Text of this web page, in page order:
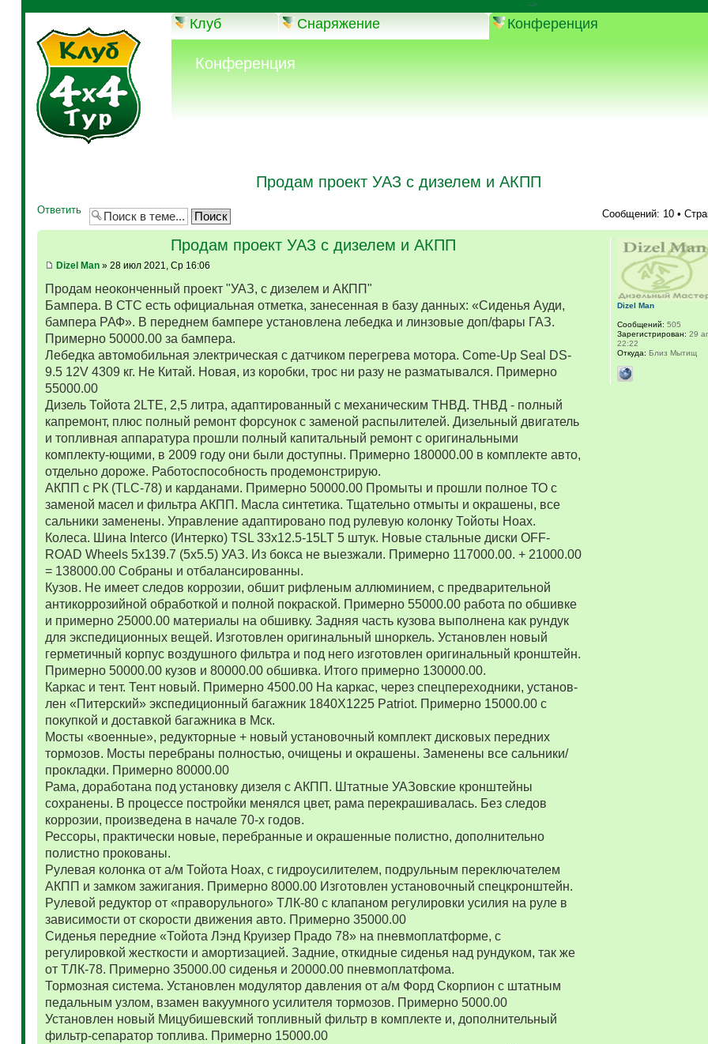
-->
Клуб Снаряжение Конференция
Конференция
Продам проект УАЗ с дизелем и АКПП
Ответить Сообщений: 10 •
Продам проект УАЗ с дизелем и АКПП
Dizel Man» 28 июл 2021, Ср 16:06
Продам неоконченный проект "УАЗ, с дизелем и АКПП"
Бампера. В СТС есть официальная отметка, занесенная в базу данных: «Сиденья Ауди,
бампера РАФ». В переднем бампере установлена лебедка и линзовые доп/фары ГАЗ.
Примерно 50000.00 за бампера.
Лебедка автомобильная электрическая с датчиком перегрева мотора. Come-Up Seal DS-
9.5 12V 4309 кг. Не Китай. Новая, из коробки, трос ни разу не разматывался. Примерно
55000.00
Дизель Тойота 2LTE, 2,5 литра, адаптированный с механическим ТНВД. ТНВД - полный
капремонт, плюс полный ремонт форсунок с заменой распылителей. Дизельный двигатель
и топливная аппаратура прошли полный капитальный ремонт с оригинальными
комплекту-ющими, в 2009 году они были доступны. Примерно 180000.00 в комплекте авто,
отдельно дороже. Работоспособность продемонстрирую.
АКПП с РК (TLC-78) и карданами. Примерно 50000.00 Промыты и прошли полное ТО с
заменой масел и фильтра АКПП. Масла синтетика. Тщательно отмыты и окрашены, все
сальники заменены. Управление адаптировано под рулевую колонку Тойоты Ноах.
Колеса. Шина Interco (Интерко) TSL 33x12.5-15LT 5 штук. Новые стальные диски OFF-
ROAD Wheels 5x139.7 (5x5.5) УАЗ. Из бокса не выезжали. Примерно 117000.00. + 21000.00
= 138000.00 Собраны и отбалансированны.
Кузов. Не имеет следов коррозии, обшит рифленым аллюминием, с предварительной
антикоррозийной обработкой и полной покраской. Примерно 55000.00 работа по обшивке
и примерно 25000.00 материалы на обшивку. Задняя часть кузова выполнена как рундук
для экспедиционных вещей. Изготовлен оригинальный шноркель. Установлен новый
герметичный корпус воздушного фильтра и под него изготовлен оригинальный кронштейн.
Примерно 50000.00 кузов и 80000.00 обшивка. Итого примерно 130000.00.
Каркас и тент. Тент новый. Примерно 4500.00 На каркас, через спецпереходники, установ-
лен «Питерский» экспедиционный багажник 1840Х1225 Patriot. Примерно 15000.00 с
покупкой и доставкой багажника в Мск.
Мосты «военные», редукторные + новый установочный комплект дисковых передних
тормозов. Мосты перебраны полностью, очищены и окрашены. Заменены все сальники/
прокладки. Примерно 80000.00
Рама, доработана под установку дизеля с АКПП. Штатные УАЗовские кронштейны
сохранены. В процессе постройки менялся цвет, рама перекрашивалась. Без следов
коррозии, произведена в начале 70-х годов.
Рессоры, практически новые, перебранные и окрашенные полистно, дополнительно
полистно прокованы.
Рулевая колонка от а/м Тойота Ноах, с гидроусилителем, подрульным переключателем
АКПП и замком зажигания. Примерно 8000.00 Изготовлен установочный спецкронштейн.
Рулевой редуктор от «праворульного» ТЛК-80 с клапаном регулировки усилия на руле в
зависимости от скорости движения авто. Примерно 35000.00
Сиденья передние «Тойота Лэнд Круизер Прадо 78» на пневмоплатформе, с
регулировкой жесткости и амортизацией. Задние, откидные сиденья над рундуком, так же
от ТЛК-78. Примерно 35000.00 сиденья и 20000.00 пневмоплатфома.
Тормозная система. Установлен модулятор давления от а/м Форд Скорпион с штатным
педальным узлом, взамен вакуумного усилителя тормозов. Примерно 5000.00
Установлен новый Мицубишевский топливный фильтр в комплекте и, дополнительный
фильтр-сепаратор топлива. Примерно 15000.00
Dizel Man
Сообщений: 505
Зарегистрирован: 29
22:22
Откуда: Близ Мытищ